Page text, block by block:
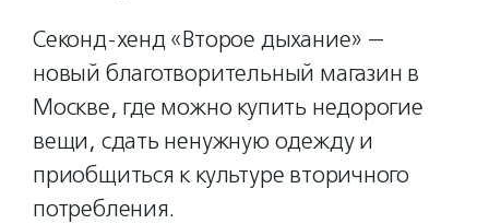
Секонд-хенд «Второе дыхание» —
новый благотворительный магазин в
Москве, где можно купить недорогие
вещи, сдать ненужную одежду и
приобщиться к культуре вторичного
потребления.